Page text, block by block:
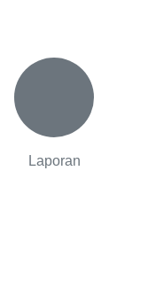
Laporan